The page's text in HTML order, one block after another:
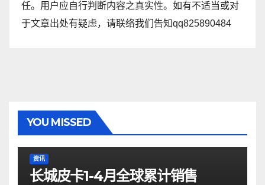
任。用户应自行判断内容之真实性。如有不适当或对
于文章出处有疑虑，请联络我们告知qq825890484
YOU MISSED
资讯
长城皮卡1-4月全球累计销售